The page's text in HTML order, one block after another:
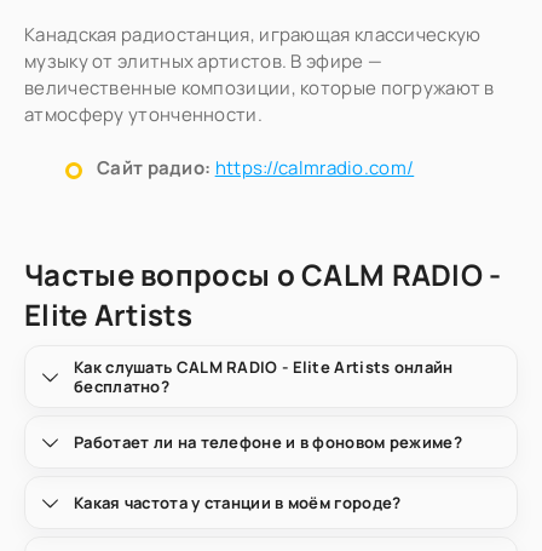
Канадская радиостанция, играющая классическую
музыку от элитных артистов. В эфире —
величественные композиции, которые погружают в
атмосферу утонченности.
Сайт радио: https://calmradio.com/
Частые вопросы о CALM RADIO -
Elite Artists
Как слушать CALM RADIO - Elite Artists онлайн
бесплатно?
Работает ли на телефоне и в фоновом режиме?
Какая частота у станции в моём городе?